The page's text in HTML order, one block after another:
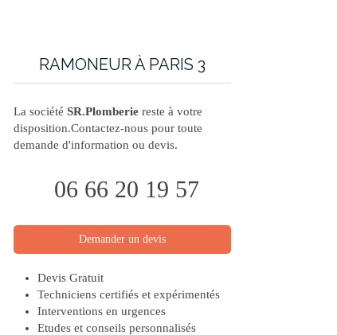
RAMONEUR À PARIS 3
La société SR.Plomberie reste à votre
disposition.Contactez-nous pour toute
demande d'information ou devis.
06 66 20 19 57
Demander un devis
Devis Gratuit
Techniciens certifiés et expérimentés
Interventions en urgences
Etudes et conseils personnalisés